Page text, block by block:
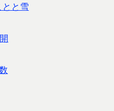
と雪